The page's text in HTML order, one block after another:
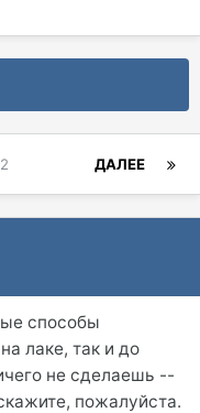
ДАЛЕЕ
способы
лаке, так и до
не сделаешь --
пожалуйста.